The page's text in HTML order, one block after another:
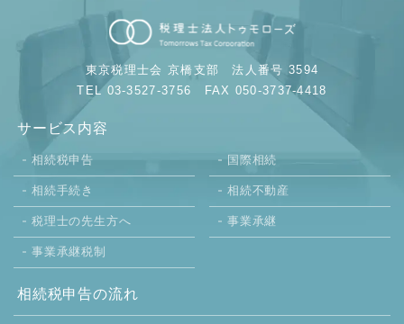
東京税理士会 京橋支部法人番号 3594
TEL 03-3527-3756 FAX 050-3737-4418
サービス内容
相続税申告 国際相続
相続手続き 相続不動産
税理士の先生方へ 事業承継
事業承継税制
相続税申告の流れ